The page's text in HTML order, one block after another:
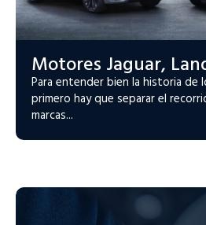
Motores Jaguar,
Para entender bien la historia de
primero hay que separar el
marcas...